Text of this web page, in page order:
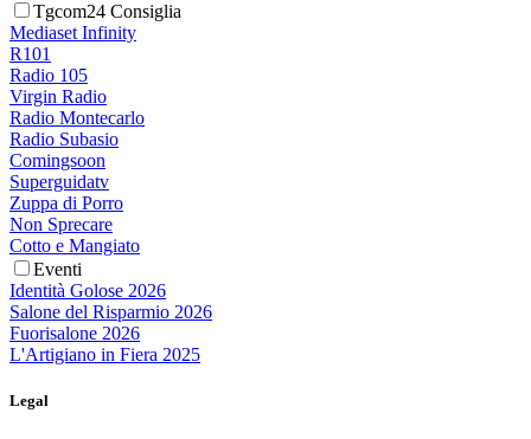
Tgcom24 Consiglia
Mediaset Infinity
R101
Radio 105
Virgin Radio
Radio Montecarlo
Radio Subasio
Comingsoon
Superguidatv
Zuppa di Porro
Non Sprecare
Cotto e Mangiato
Eventi
Identità Golose 2026
Salone del Risparmio 2026
Fuorisalone 2026
L'Artigiano in Fiera 2025
Legal